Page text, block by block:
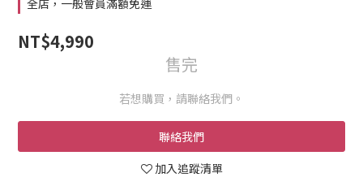
全店，一般會員滿額免運
NT$4,990
售完
若想購買，請聯絡我們。
聯絡我們
加入追蹤清單